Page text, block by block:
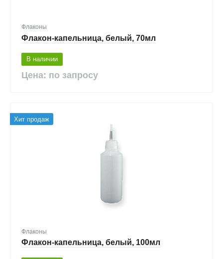
Флаконы
Флакон-капельница, белый, 70мл
В наличии
Цена: по запросу
Хит продаж
Флаконы
Флакон-капельница, белый, 100мл